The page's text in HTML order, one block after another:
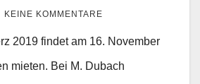
KEINE KOMMENTARE
2019 findet am 16. November
mieten. Bei M. Dubach